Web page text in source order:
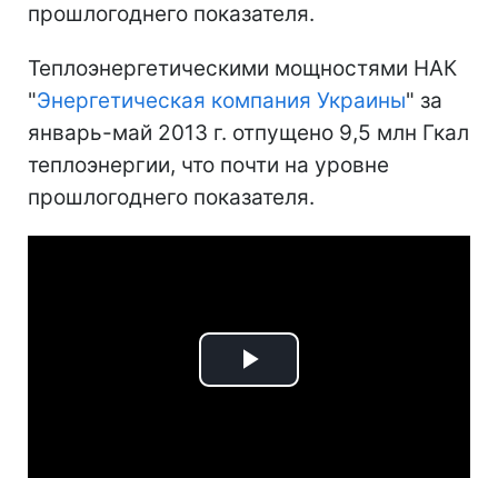
прошлогоднего показателя.
Теплоэнергетическими мощностями НАК
"Энергетическая компания Украины" за
январь-май 2013 г. отпущено 9,5 млн Гкал
теплоэнергии, что почти на уровне
прошлогоднего показателя.
Play